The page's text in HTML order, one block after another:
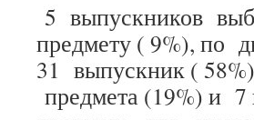
5 выпускников
предмету ( 9%), по
31 выпускник (
предмета (19%) и